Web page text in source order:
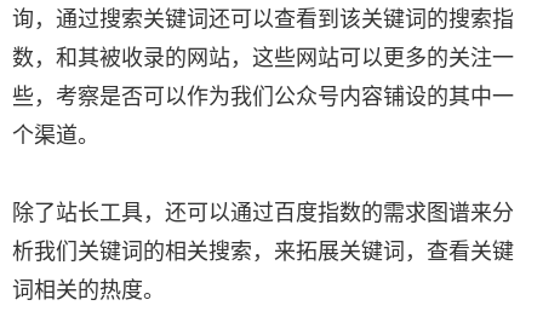
询，通过搜索关键词还可以查看到该关键词的搜索指
数，和其被收录的网站，这些网站可以更多的关注一
些，考察是否可以作为我们公众号内容铺设的其中一
个渠道。
除了站长工具，还可以通过百度指数的需求图谱来分
析我们关键词的相关搜索，来拓展关键词，查看关键
词相关的热度。